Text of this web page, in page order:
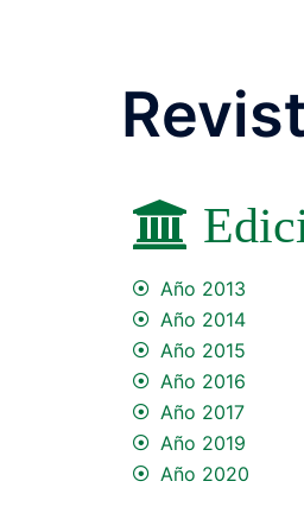
Año 2013
Año 2014
Año 2015
Año 2016
Año 2017
Año 2019
Año 2020